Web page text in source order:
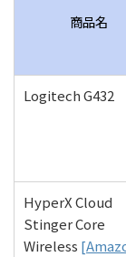
商品名
Logitech G432
HyperX Cloud
Stinger Core
Wireless